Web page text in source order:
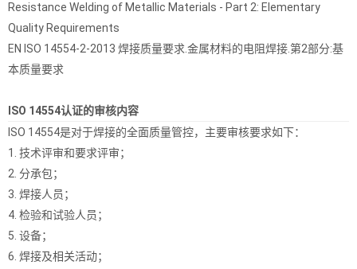
Resistance Welding of Metallic Materials - Part 2: Elementary
Quality Requirements
EN ISO 14554-2-2013 焊接质量要求.金属材料的电阻焊接.第2部分:基
本质量要求
ISO 14554认证的审核内容
ISO 14554是对于焊接的全面质量管控，主要审核要求如下：
1. 技术评审和要求评审；
2. 分承包；
3. 焊接人员；
4. 检验和试验人员；
5. 设备；
6. 焊接及相关活动；